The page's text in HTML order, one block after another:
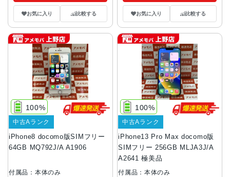
お気に入り 比較する お気に入り 比較する
iPhone8 docomo版SIMフリー
64GB MQ792J/A A1906
100%
中古Aランク
付属品：本体のみ
iPhone13 Pro Max docomo版
SIMフリー 256GB MLJA3J/A
A2641 極美品
100%
中古Aランク
付属品：本体のみ